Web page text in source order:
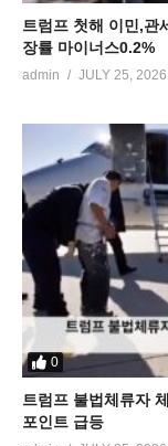
트럼프 첫해 이민,관
장률 마이너스0.2%
admin JULY 25, 2026
0
트럼프 불법체류자
포인트 급등